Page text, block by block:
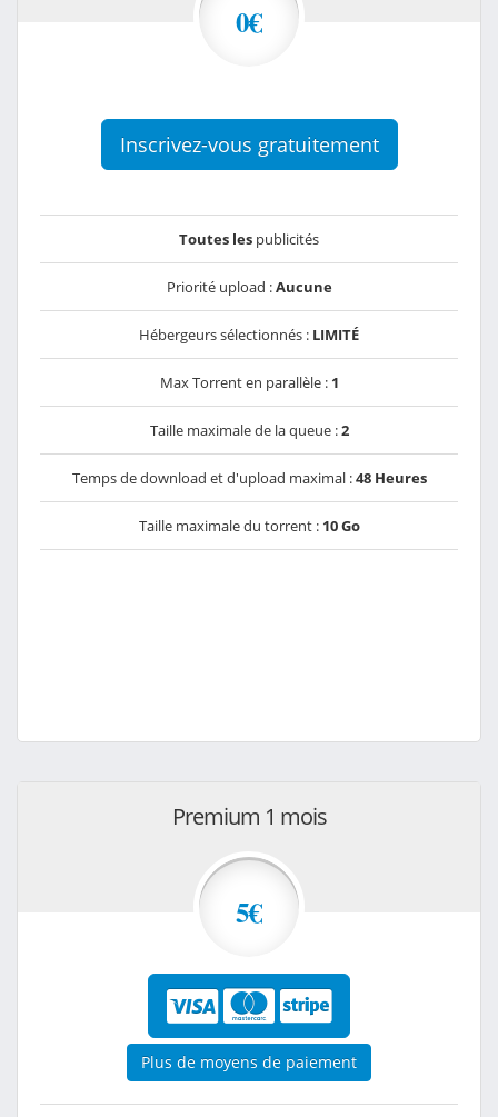
0€
Inscrivez-vous gratuitement
Toutes les publicités
Priorité upload :Aucune
Hébergeurs sélectionnés : LIMITÉ
Max Torrent en parallèle : 1
Taille maximale de la queue :2
Temps de download et d'upload maximal :48 Heures
Taille maximale du torrent : 10 Go
Premium 1 mois
5€
Plus de moyens de paiement